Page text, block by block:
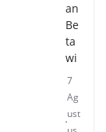
an
Be
ta
wi
7
Ag
ust